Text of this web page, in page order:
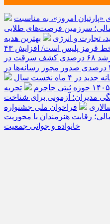
امروز»، به مناسبت
سرزمین فرصت‌های طلایی
تجارت و انرژی
بهترین هدیه
امنیت مردم خط قرمز پلیس است/ افزایش ۴۳
درصدی کشفیات مواد مخدر و رشد ۶۸ درصدی کشف سرقت در
رشد ۲۱ درصدی صدور مجوز رسانه‌ها در
تجربه
مدیران؛ آزمونی برای شناخت
فراخوان ملی جشنواره
رقابت هنرمندان با محوریت
خانواده و جوانی جمعیت